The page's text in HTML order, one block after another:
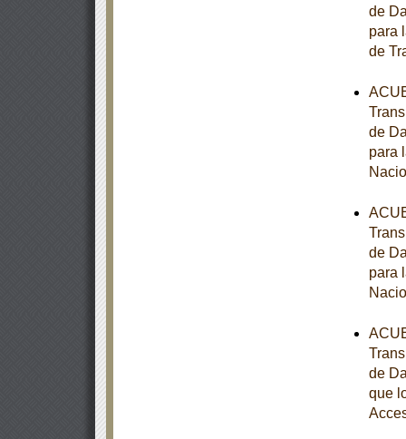
de
para
de
de
para
de
para
de
que